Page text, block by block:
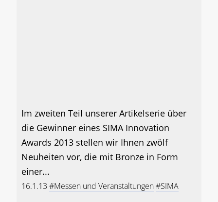
Im zweiten Teil unserer Artikelserie über
die Gewinner eines SIMA Innovation
Awards 2013 stellen wir Ihnen zwölf
Neuheiten vor, die mit Bronze in Form
einer...
16.1.13 #Messen und Veranstaltungen#SIMA